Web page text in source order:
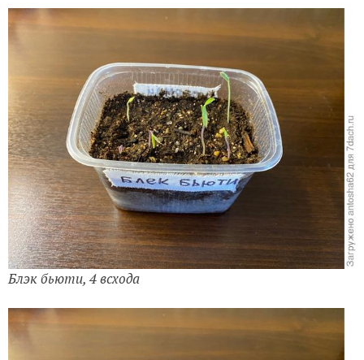
Блэк бьюти, 4 всхода